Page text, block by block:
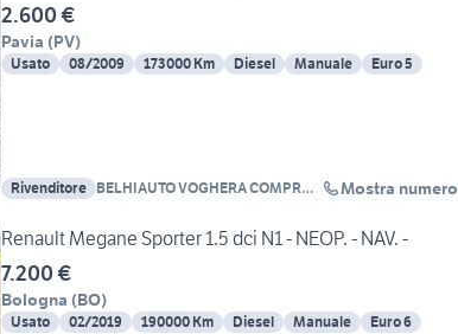
2.600 €
Pavia (PV)
Usato 08/2009 173000 Km Diesel Manuale Euro 5
Rivenditore BELHIAUTO VOGHERA COMPRA -
Mostra numero
Renault Megane Sporter 1.5 dci N1 - NEOP. - NAV. -
7.200 €
Bologna (BO)
Usato 02/2019 190000 Km Diesel Manuale Euro 6